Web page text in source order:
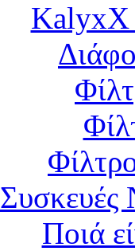
KalyxX
Συσκευές
Ποιά